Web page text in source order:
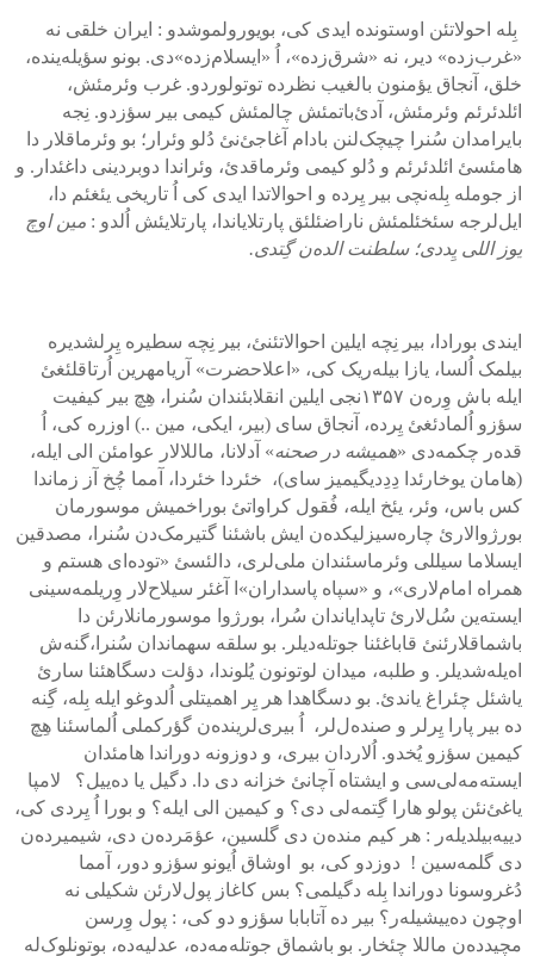
بِله احولاتئن اوستونده ایدی کی، بویورولموشدو : ایران خلقی نه
«غرب‌زده» دیر، نه «شرق‌زده»، اُ «ایسلام‌زده»دی. بونو سؤیله‌‌ینده،
خلق، آنجاق یؤمنون بالغیب نظرده توتولوردو. غرب وئرمئش،
ائلدئرئم وئرمئش، آدئ‌باتمئش چالمئش کیمی بیر سؤزدو. نِجه
بایرامدان سُنرا چیچک‌لنن بادام آغاجئ‌نئ دُلو وئرار؛ بو وئرماقلار دا
هامئسئ ائلدئرئم و دُلو کیمی وئرماقدئ، وئراندا دوبردینی داغئدار. و
از جومله بِله‌نچی بیر یِرده و احوالاتدا ایدی کی اُ تاریخی یئغئم دا،
ایل‌لرجه سئخئلمئش ناراضئلئق پارتلایاندا، پارتلایئش اُلدو : مین اوچ
یوز اللی یِددی؛ سلطنت الده‌ن گِتدی.
ایندی بورادا، بیر نِچه ایلین احوالاتئنئ، بیر نِچه سطیره یِرلشدیره
بیلمک اُلسا، یازا بیله‌ریک کی، «اعلاحضرت» آریامهرین اُرتاقلئغئ
ایله باش وِره‌ن ۱۳۵۷نجی ایلین انقلابئندان سُنرا، هِچ بیر کیفیت
سؤزو اُلمادئغئ یِرده، آنجاق سای (بیر، ایکی، مین ..) اوزره کی، اُ
قده‌ر چکمه‌دی «همیشه در صحنه» آدلانا، ماللالار عوامئن الی ایله،
(هامان یوخارئدا دِدِدیگیمیز سای)، خئردا خئردا، آمما چُخ آز زماندا
کس باس، وئر، یئخ ایله، فُقول کراواتئ بوراخميش موسورمان
بورژوالارئ چاره‌سیزلیکده‌ن ایش باشئنا گتیرمک‌دن سُنرا، مصدقین
ایسلاما سیللی وئرماسئندان ملی‌لری، دالئسئ «توده‌ای هستم و
همراه امام‌لاری»، و «سپاه پاسداران»ا آغئر سیلاح‌لار وِریلمه‌سینی
ایسته‌ین سُل‌لارئ تاپدایاندان سُرا، بورژوا موسورمانلارئن دا
باشماقلارئنئ قاباغئنا جوتله‌دیلر. بو سلقه سهماندان سُنرا،گنه‌ش
اه‌یله‌شدیلر. و طلبه، میدان لوتونون یُلوندا، دؤلت دسگاهئنا سارئ
یاشئل چئراغ یاندئ. بو دسگاهدا هر یِر اهمیتلی اُلدوغو ایله بِله، گِنه
ده بیر پارا یِرلر و صنده‌ل‌لر، اُ بیری‌لرینده‌ن گؤرکملی اُلماسئنا هِچ
کیمین سؤزو یُخدو. اُلاردان بیری، و دوزونه دوراندا هامئدان
ایسته‌مه‌لی‌سی و ایشتاه آچانئ خزانه دی دا. دگیل یا ده‌ییل؟ لامپا
یاغئ‌نئن پولو هارا گِتمه‌لی دی؟ و کیمین الی ایله؟ و بورا اُ یِردی کی،
دییه‌بیلدیله‌ر : هر کیم منده‌ن دی گلسین، عؤمَرده‌ن دی، شیمیرده‌ن
دی گلمه‌سین ! دوزدو کی، بو اوشاق اُیونو سؤزو دور، آمما
دُغروسونا دوراندا بِله دگیلمی؟ بس کاغاز پول‌لارئن شکیلی نه
اوچون ده‌ییشیله‌ر؟ بیر ده آتابابا سؤزو دو کی، : پول وِرسن
مچیدده‌ن ماللا چئخار. بو باشماق جوتله‌مه‌ده، عدلیه‌ده، بوتونلوک‌له